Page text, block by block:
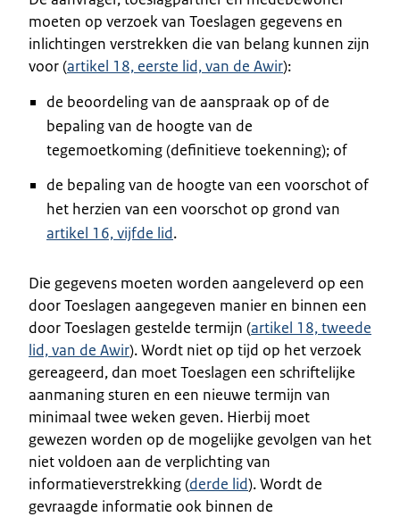
moeten op verzoek van Toeslagen gegevens en
inlichtingen verstrekken die van belang kunnen zijn
voor (artikel 18, eerste lid, van de Awir):
de beoordeling van de aanspraak op of de
bepaling van de hoogte van de
tegemoetkoming (definitieve toekenning); of
de bepaling van de hoogte van een voorschot of
het herzien van een voorschot op grond van
artikel 16, vijfde lid.
Die gegevens moeten worden aangeleverd op een
door Toeslagen aangegeven manier en binnen een
door Toeslagen gestelde termijn (artikel 18, tweede
lid, van de Awir). Wordt niet op tijd op het verzoek
gereageerd, dan moet Toeslagen een schriftelijke
aanmaning sturen en een nieuwe termijn van
minimaal twee weken geven. Hierbij moet
gewezen worden op de mogelijke gevolgen van het
niet voldoen aan de verplichting van
informatieverstrekking (derde lid). Wordt de
gevraagde informatie ook binnen de